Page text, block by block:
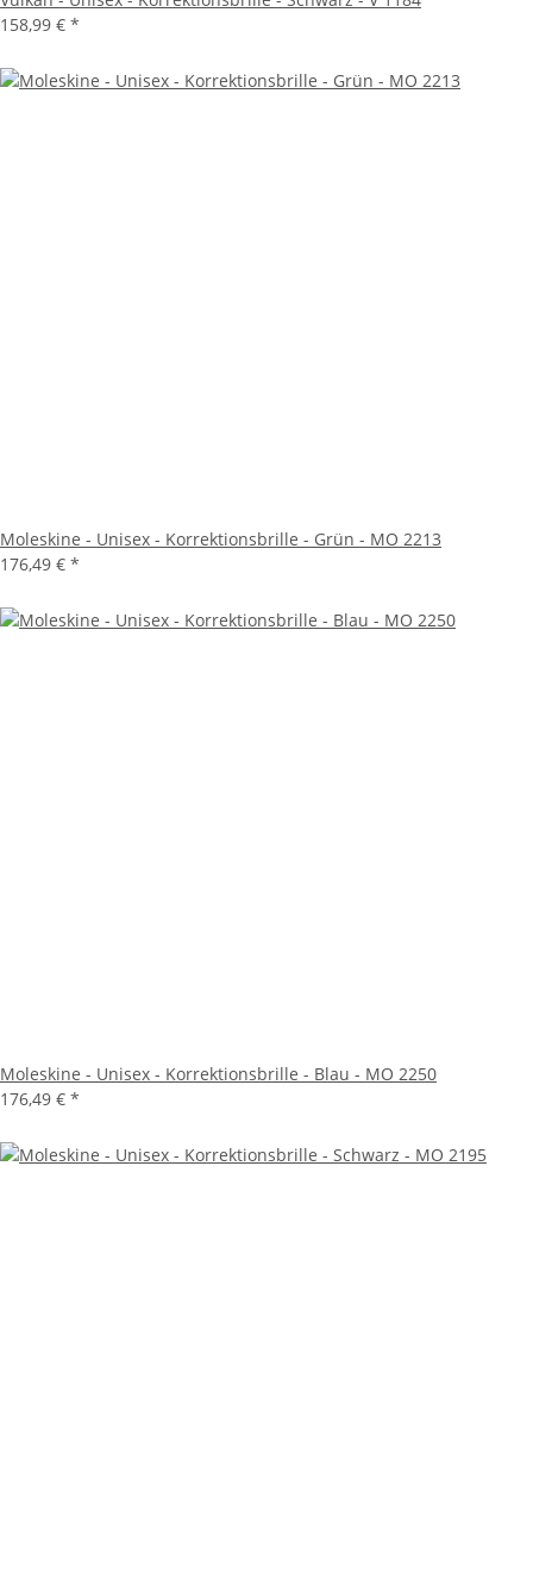
158,99 € *
Moleskine - Unisex - Korrektionsbrille - Grün - MO 2213
176,49 € *
Moleskine - Unisex - Korrektionsbrille - Blau - MO 2250
176,49 € *